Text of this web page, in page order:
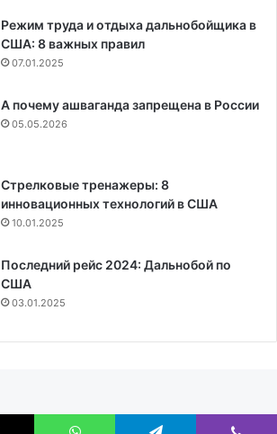
Режим труда и отдыха дальнобойщика в
США: 8 важных правил
07.01.2025
А почему ашваганда запрещена в России
05.05.2026
Стрелковые тренажеры: 8
инновационных технологий в США
10.01.2025
Последний рейс 2024: Дальнобой по
США
03.01.2025